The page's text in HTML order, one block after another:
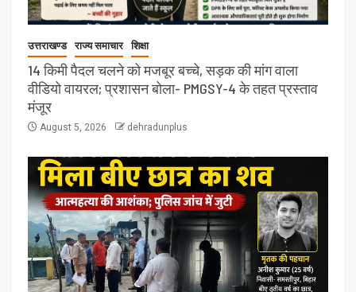
उत्तराखण्ड राज्य समाचार शिक्षा
14 किमी पैदल चलने को मजबूर बच्चे, सड़क की मांग वाला
वीडियो वायरल; प्रशासन बोला- PMGSY-4 के तहत प्रस्ताव
मंजूर
August 5, 2026 dehradunplus